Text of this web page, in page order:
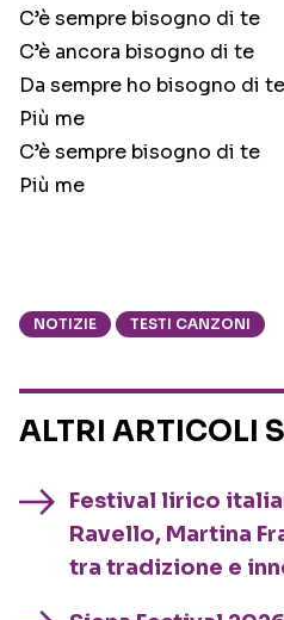
C’è sempre bisogno di te
C’è ancora bisogno di te
Da sempre ho bisogno di te
Più me
C’è sempre bisogno di te
Più me
NOTIZIE TESTI CANZONI
ALTRI ARTICOLI
Festival lirico
Ravello, Martina
tra tradizione e